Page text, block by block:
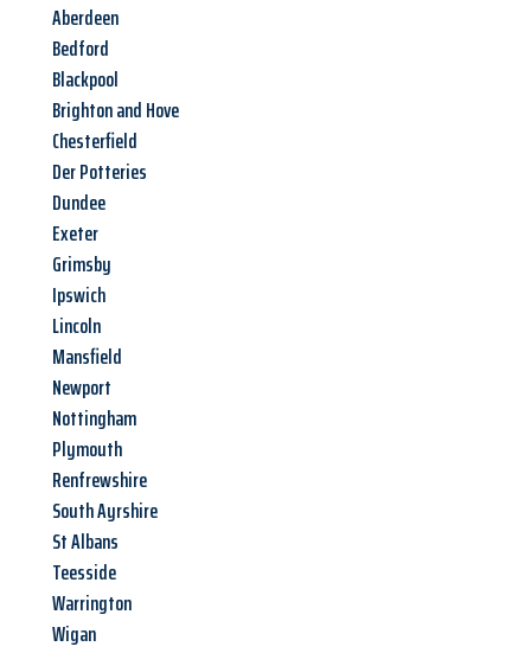
Aberdeen
Bedford
Blackpool
Brighton and Hove
Chesterfield
Der Potteries
Dundee
Exeter
Grimsby
Ipswich
Lincoln
Mansfield
Newport
Nottingham
Plymouth
Renfrewshire
South Ayrshire
St Albans
Teesside
Warrington
Wigan